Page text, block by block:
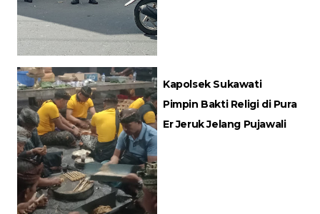
Kapolsek Sukawati
Pimpin Bakti Religi di Pura
Er Jeruk Jelang Pujawali